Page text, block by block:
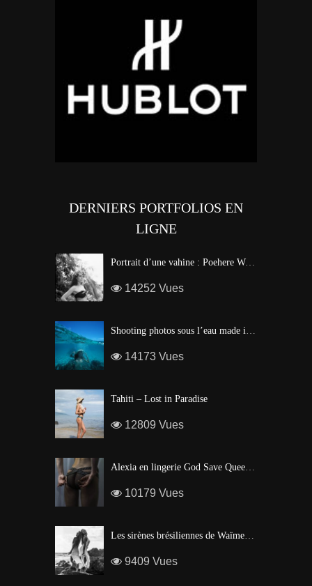
DERNIERS PORTFOLIOS EN
LIGNE
Portrait d’une vahine : Poehere Wilson, Miss Tahiti 2010
14252 Vues
14173 Vues
Tahiti – Lost in Paradise
12809 Vues
10179 Vues
9409 Vues